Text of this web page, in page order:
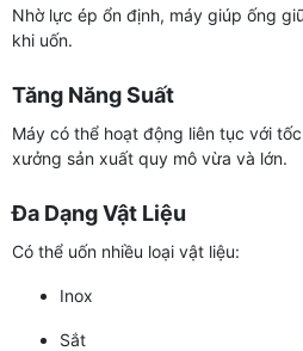
Nhờ lực ép ổn định, máy giúp ống
khi uốn.
Tăng Năng Suất
Máy có thể hoạt động liên tục với
xưởng sản xuất quy mô vừa và lớn.
Đa Dạng Vật Liệu
Có thể uốn nhiều loại vật liệu:
Inox
Sắt